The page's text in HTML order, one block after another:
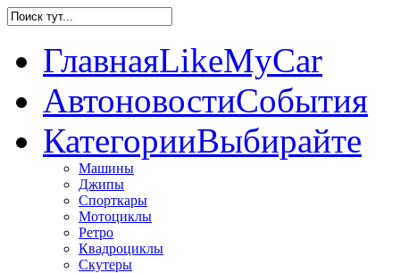
ГлавнаяLikeMyCar
АвтоновостиСобытия
КатегорииВыбирайте
Машины
Джипы
Спорткары
Мотоциклы
Ретро
Квадроциклы
Скутеры